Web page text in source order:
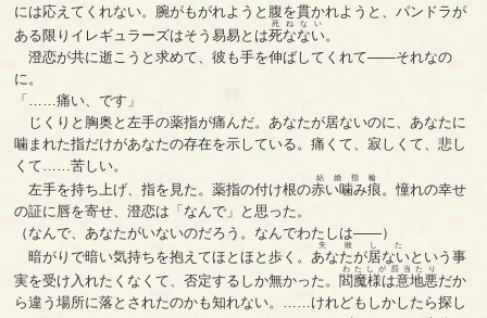
には応えてくれない。腕がもがれようと腹を貫かれようと、パンドラが
ある限りイレギュラーズはそう易易とは死なない
死ねない
。
澄恋が共に逝こうと求めて、彼も手を伸ばしてくれて――それなの
に。
「……痛い、です」
じくりと胸奥と左手の薬指が痛んだ。あなたが居ないのに、あなたに
噛まれた指だけがあなたの存在を示している。痛くて、寂しくて、悲し
くて……苦しい。
左手を持ち上げ、指を見た。薬指の付け根の赤い噛み痕
結婚指輪
。憧れの幸せ
の証に唇を寄せ、澄恋は「なんで」と思った。
（なんで、あなたがいないのだろう。なんでわたしは――）
暗がりで暗い気持ちを抱えてほとほと歩く。あなたが居ない
失敗した
という事
実を受け入れたくなくて、否定するしか無かった。 閻魔様は意地悪
わたしが罰当たり
だか
ら違う場所に落とされたのかも知れない。……けれどもしかしたら探し